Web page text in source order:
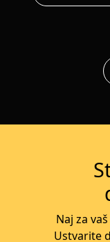
Naj za
Ustvarite